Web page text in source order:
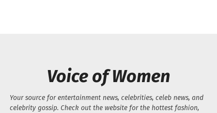
Voice of Women
Your source for entertainment news, celebrities, celeb news, and
celebrity gossip. Check out the website for the hottest fashion,